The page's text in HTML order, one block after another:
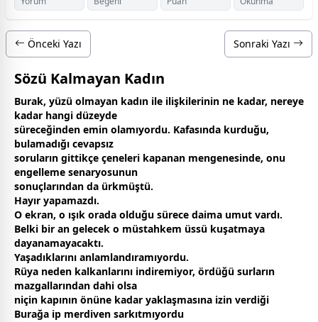
Önceki Yazı Sonraki Yazı
Sözü Kalmayan Kadın
Burak, yüzü olmayan kadın ile ilişkilerinin ne kadar, nereye
kadar hangi düzeyde
süreceğinden emin olamıyordu. Kafasında kurduğu,
bulamadığı cevapsız
soruların gittikçe çeneleri kapanan mengenesinde, onu
engelleme senaryosunun
sonuçlarından da ürkmüştü.
Hayır yapamazdı.
O ekran, o ışık orada olduğu sürece daima umut vardı.
Belki bir an gelecek o müstahkem üssü kuşatmaya
dayanamayacaktı.
Yaşadıklarını anlamlandıramıyordu.
Rüya neden kalkanlarını indiremiyor, ördüğü surların
mazgallarından dahi olsa
niçin kapının önüne kadar yaklaşmasına izin verdiği
Burağa ip merdiven sarkıtmıyordu